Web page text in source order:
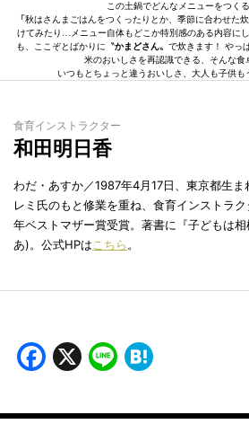
この土鍋でどんなメニューをつく
「秋はさんまごはんをつくったりとか、季節に合わせた
けてみたり…メニュー自体もどこか特別感のある内容に
も、ここぞとばかりに〝かまどさん〟で炊きます！ やっ
米のおいしさを再認識できる、そんな食
いつもとちょっと違うおいしさ、大人も子供
食育インストラクター
和田明日香
わだ・あすか／1987年4月17日、東京都生
レミ氏のもと修業を重ね、食育インストラ
年ベストマザー賞受賞。著書に『子どもは
あ)。公式HPは こちら 。
Facebook
X Line